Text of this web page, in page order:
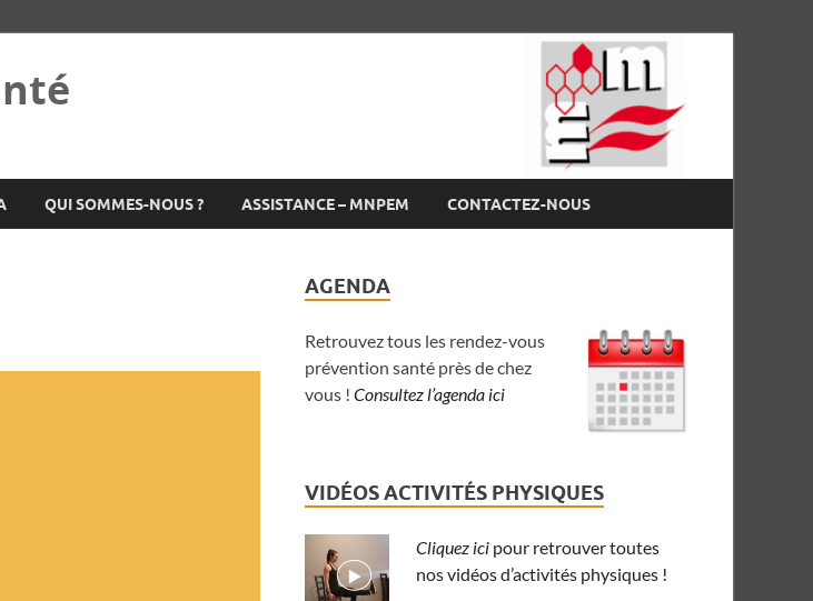
QUI SOMMES-NOUS ? ASSISTANCE – MNPEM CONTACTEZ-NOUS
AGENDA
Retrouvez tous les rendez-vous
prévention santé près de chez
vous !Consultez l’agenda ici
VIDÉOS ACTIVITÉS PHYSIQUES
Cliquez ici pour retrouver toutes
nos vidéos d’activités physiques !